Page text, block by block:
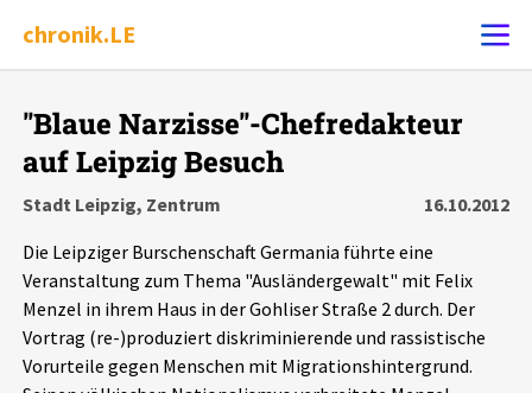
chronik.LE
Ereignis melden
Chronik
Dossiers
Leipziger Zustände
"Blaue Narzisse"-Chefredakteur
auf Leipzig Besuch
Stadt Leipzig, Zentrum
16.10.2012
Die Leipziger Burschenschaft Germania führte eine
Veranstaltung zum Thema "Ausländergewalt" mit Felix
Menzel in ihrem Haus in der Gohliser Straße 2 durch. Der
Vortrag (re-)produziert diskriminierende und rassistische
Vorurteile gegen Menschen mit Migrationshintergrund.
Alle Ereignisse
7502Ereignisse
Ereignisse
Exportieren ? Filter Erklärungen